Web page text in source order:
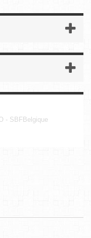
- SBFBelgique